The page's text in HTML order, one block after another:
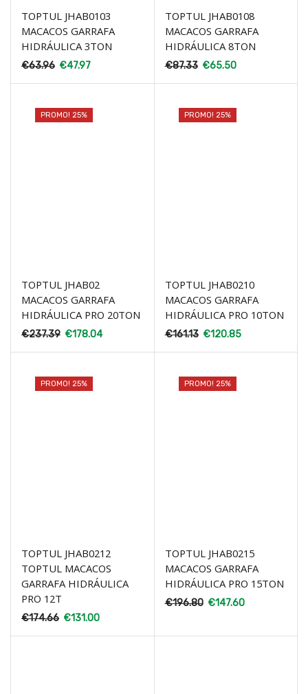
TOPTUL JHAB0103
MACACOS GARRAFA
HIDRÁULICA 3TON
€63.96 €47.97
TOPTUL JHAB0108
MACACOS GARRAFA
HIDRÁULICA 8TON
€87.33 €65.50
PROMO! 25%
TOPTUL JHAB02
MACACOS GARRAFA
HIDRÁULICA PRO 20TON
€237.39 €178.04
PROMO! 25%
TOPTUL JHAB0210
MACACOS GARRAFA
HIDRÁULICA PRO 10TON
€161.13 €120.85
PROMO! 25%
TOPTUL JHAB0212
TOPTUL MACACOS
GARRAFA HIDRÁULICA
PRO 12T
€174.66 €131.00
PROMO! 25%
TOPTUL JHAB0215
MACACOS GARRAFA
HIDRÁULICA PRO 15TON
€196.80 €147.60